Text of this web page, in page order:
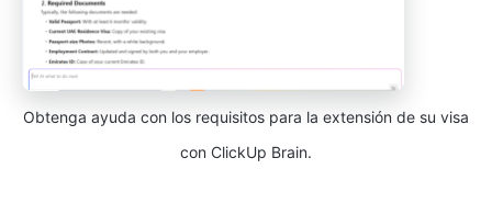
Obtenga ayuda con los requisitos para la extensión de su visa
con ClickUp Brain.